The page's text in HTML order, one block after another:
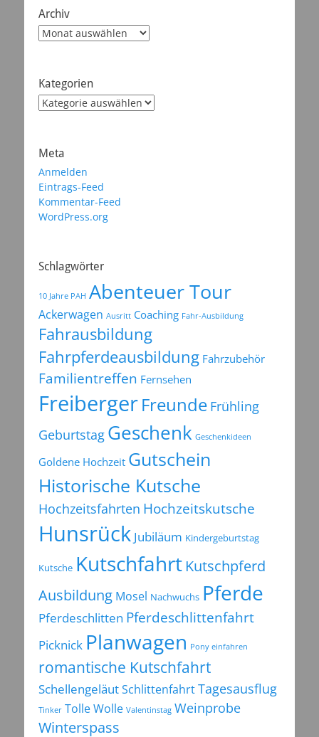
Archiv
Archiv
Kategorien
Kategorien
Meta
Anmelden
Eintrags-Feed
Kommentar-Feed
WordPress.org
Schlagwörter
10 Jahre PAH Abenteuer Tour
Ackerwagen Ausritt Coaching Fahr-Ausbildung
Fahrausbildung
Fahrpferdeausbildung Fahrzubehör
Familientreffen Fernsehen
FreibergerFreunde Frühling
Geburtstag Geschenk Geschenkideen
Goldene Hochzeit Gutschein
Historische Kutsche
Hochzeitsfahrten Hochzeitskutsche
Hunsrück Jubiläum Kindergeburtstag
Kutsche Kutschfahrt Kutschpferd
Ausbildung Mosel Nachwuchs Pferde
Pferdeschlitten Pferdeschlittenfahrt
Picknick Planwagen Pony einfahren
romantische Kutschfahrt
SchellengeläutSchlittenfahrtTagesausflug
Tinker Tolle Wolle Valentinstag Weinprobe
Winterspass